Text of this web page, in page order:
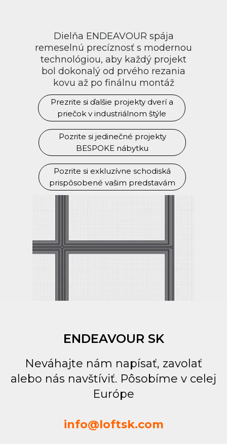
Prezrite si ďalšie projekty dverí a
priečok v industriálnom štýle
Pozrite si jedinečné projekty
BESPOKE nábytku
Pozrite si exkluzívne schodiská
prispôsobené vašim predstavám
Dielňa ENDEAVOUR spája
remeselnú precíznosť s modernou
technológiou, aby každý projekt
bol dokonalý od prvého rezania
kovu až po finálnu montáž
ENDEAVOUR SK
Neváhajte nám napísať, zavolať
alebo nás navštíviť. Pôsobíme v celej
Európe
info@loftsk.com